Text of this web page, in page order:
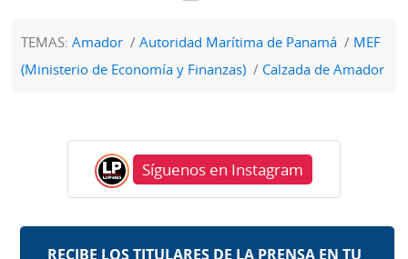
TEMAS:Amador Autoridad Marítima de Panamá
MEF
(Ministerio de Economía y Finanzas)
Calzada de Amador
Síguenos en Instagram